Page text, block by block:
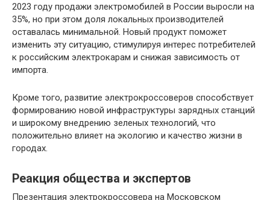
2023 году продажи электромобилей в России выросли на
35%, но при этом доля локальных производителей
оставалась минимальной. Новый продукт поможет
изменить эту ситуацию, стимулируя интерес потребителей
к российским электрокарам и снижая зависимость от
импорта.
Кроме того, развитие электрокроссоверов способствует
формированию новой инфраструктуры зарядных станций
и широкому внедрению зеленых технологий, что
положительно влияет на экологию и качество жизни в
городах.
Реакция общества и экспертов
Презентация электрокроссовера на Московском